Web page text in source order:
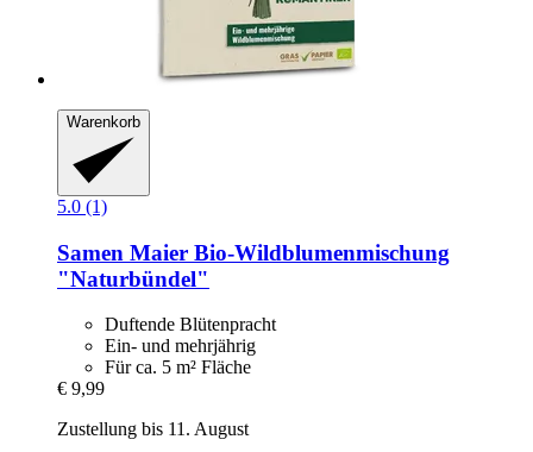
Warenkorb
5.0 (1)
Samen Maier Bio-​Wildblumenmischung
"Naturbündel"
Duftende Blütenpracht
Ein- und mehrjährig
Für ca. 5 m² Fläche
€ 9,99
Zustellung bis 11. August